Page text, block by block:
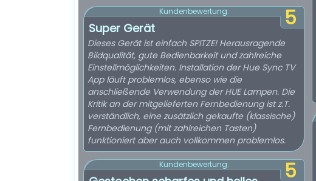
5
Kundenbewertung:
Super Gerät
Dieses Gerät ist einfach SPITZE! Herausragende
Bildqualität, gute Bedienbarkeit und zahlreiche
Einstellmöglichkeiten. Installation der Hue Sync TV
App läuft problemlos, ebenso wie die
anschließende Verwendung der HUE Lampen. Die
Kritik an der mitgelieferten Fernbedienung ist z.T.
verständlich, eine zusätzlich gekaufte (klassische)
Fernbedienung (mit zahlreichen Tasten)
funktioniert aber auch vollkommen problemlos.
5
Kundenbewertung: